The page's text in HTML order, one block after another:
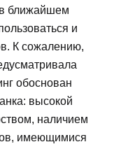
в ближайшем
и
К сожалению,
обоснован
высокой
наличием
имеющимися